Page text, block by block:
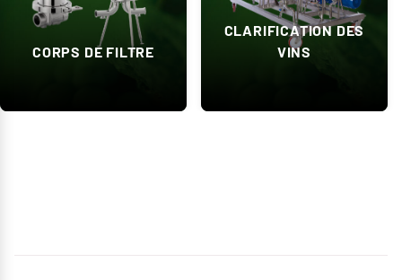
CORPS DE FILTRE
CLARIFICATION DES
VINS